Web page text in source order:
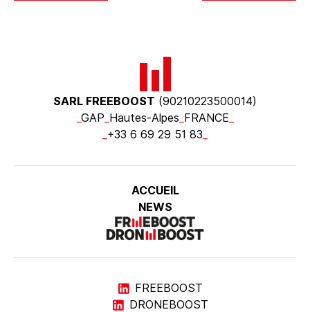
SARL FREEBOOST (90210223500014)
GAP Hautes-Alpes FRANCE
+33 6 69 29 51 83
ACCUEIL
NEWS
FREEBOOST
DRONEBOOST